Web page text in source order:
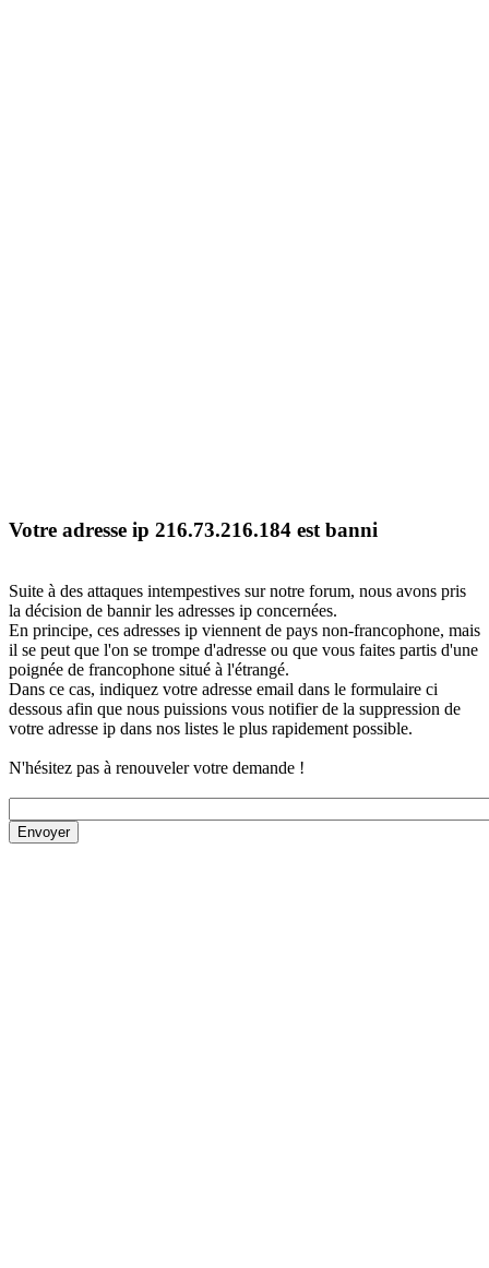
Votre adresse ip 216.73.216.184 est banni
Suite à des attaques intempestives sur notre forum, nous avons pris
la décision de bannir les adresses ip concernées.
En principe, ces adresses ip viennent de pays non-francophone, mais
il se peut que l'on se trompe d'adresse ou que vous faites partis d'une
poignée de francophone situé à l'étrangé.
Dans ce cas, indiquez votre adresse email dans le formulaire ci
dessous afin que nous puissions vous notifier de la suppression de
votre adresse ip dans nos listes le plus rapidement possible.
N'hésitez pas à renouveler votre demande !